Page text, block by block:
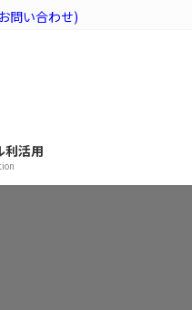
問い合わせ)
利活用